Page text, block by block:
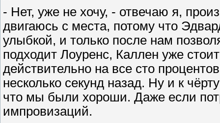
- Нет, уже не хочу, - отвечаю я,
двигаюсь с места, потому что
улыбкой, и только после нам
подходит Лоуренс, Каллен уже
действительно на все сто
несколько секунд назад. Ну и к
что мы были хороши. Даже если
импровизаций.